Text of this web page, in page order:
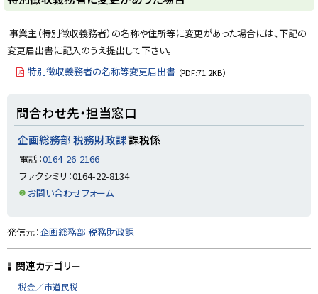
ッ
プ
に
事業主（特別徴収義務者）の名称や住所等に変更があった場合には、下記の
変更届出書に記入のうえ提出して下さい。
特別徴収義務者の名称等変更届出書 （PDF:71.2KB）
問合わせ先・担当窓口
企画総務部 税務財政課課税係
電話：0164-26-2166
ファクシミリ：0164-22-8134
お問い合わせフォーム
ト
ッ
プ
発信元：企画総務部 税務財政課
関連カテゴリー
税金／市道民税